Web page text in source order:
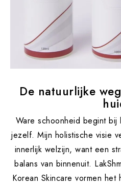
De natuurlijke
Ware schoonheid begint
jezelf. Mijn holistische visie
innerlijk welzijn, want een
balans van binnenuit.
Korean Skincare vormen het